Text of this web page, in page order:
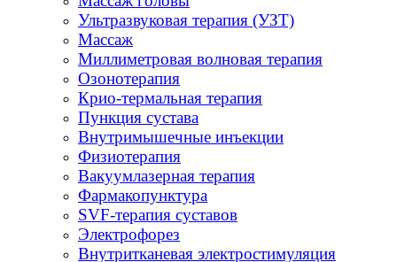
Ультразвуковая терапия (УЗТ)
Массаж
Миллиметровая волновая терапия
Озонотерапия
Крио-термальная терапия
Пункция сустава
Внутримышечные инъекции
Физиотерапия
Вакуумлазерная терапия
Фармакопунктура
SVF-терапия суставов
Электрофорез
Внутритканевая электростимуляция